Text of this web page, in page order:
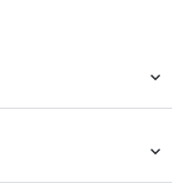
materiał: